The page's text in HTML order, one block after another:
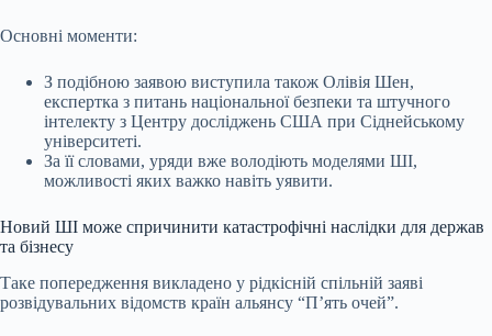
Основні моменти:
З подібною заявою виступила також Олівія Шен,
експертка з питань національної безпеки та штучного
інтелекту з Центру досліджень США при Сіднейському
університеті.
За її словами, уряди вже володіють моделями ШІ,
можливості яких важко навіть уявити.
Новий ШІ може спричинити катастрофічні наслідки для держав
та бізнесу
Таке попередження викладено у рідкісній спільній заяві
розвідувальних відомств країн альянсу “П’ять очей”.